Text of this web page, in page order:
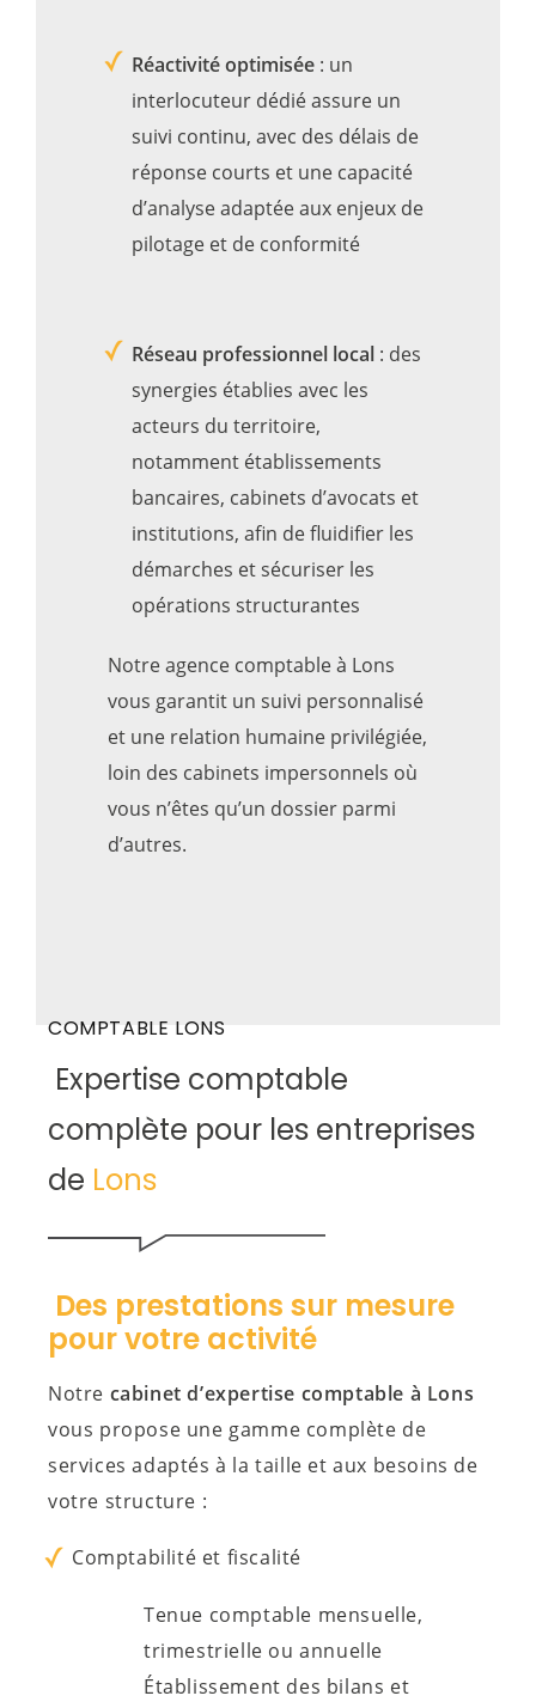
Réactivité optimisée : un
interlocuteur dédié assure un
suivi continu, avec des délais de
réponse courts et une capacité
d’analyse adaptée aux enjeux de
pilotage et de conformité
Réseau professionnel local : des
synergies établies avec les
acteurs du territoire,
notamment établissements
bancaires, cabinets d’avocats et
institutions, afin de fluidifier les
démarches et sécuriser les
opérations structurantes
Notre agence comptable à Lons
vous garantit un suivi personnalisé
et une relation humaine privilégiée,
loin des cabinets impersonnels où
vous n’êtes qu’un dossier parmi
d’autres.
COMPTABLE LONS
Expertise comptable
complète pour les entreprises
de Lons
Des prestations sur mesure
pour votre activité
Notre cabinet d’expertise comptable à Lons
vous propose une gamme complète de
services adaptés à la taille et aux besoins de
votre structure :
Comptabilité et fiscalité
Tenue comptable mensuelle,
trimestrielle ou annuelle
Établissement des bilans et